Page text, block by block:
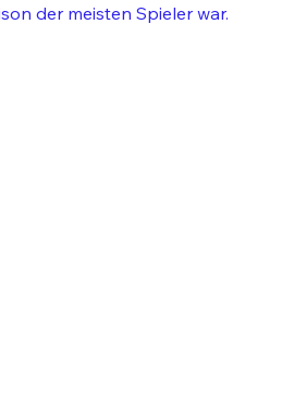
der meisten Spieler war.